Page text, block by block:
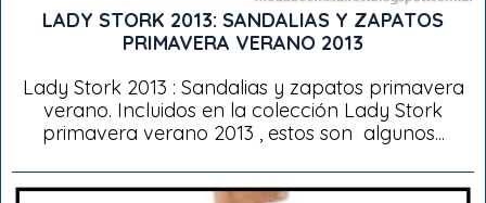
LADY STORK 2013: SANDALIAS Y ZAPATOS
PRIMAVERA VERANO 2013
Lady Stork 2013 : Sandalias y zapatos primavera
verano. Incluidos en la colección Lady Stork
primavera verano 2013 , estos son algunos...